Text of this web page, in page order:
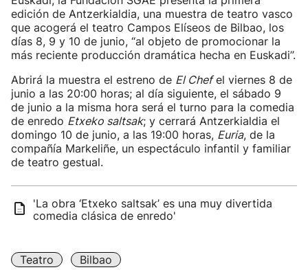
edición de Antzerkialdia, una muestra de teatro vasco
que acogerá el teatro Campos Elíseos de Bilbao, los
días 8, 9 y 10 de junio, “al objeto de promocionar la
más reciente producción dramática hecha en Euskadi”.
Abrirá la muestra el estreno de El Chefel viernes 8 de
junio a las 20:00 horas; al día siguiente, el sábado 9
de junio a la misma hora será el turno para la comedia
de enredo Etxeko saltsak; y cerrará Antzerkialdia el
domingo 10 de junio, a las 19:00 horas, Euria, de la
compañía Markeliñe, un espectáculo infantil y familiar
de teatro gestual.
'La obra ‘Etxeko saltsak’ es una muy divertida
comedia clásica de enredo'
Teatro Bilbao